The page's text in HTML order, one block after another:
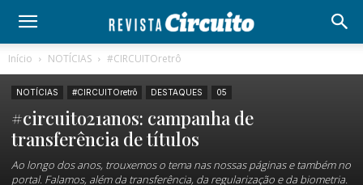
Início NOTÍCIAS #CIRCUITOretrô
NOTÍCIAS #CIRCUITOretrô DESTAQUES 05
#circuito21anos: campanha de
transferência de títulos
Ao longo dos anos, trouxemos o tema nas nossas páginas e também no
portal. Falamos, além da transferência, da regularização e da biometria.